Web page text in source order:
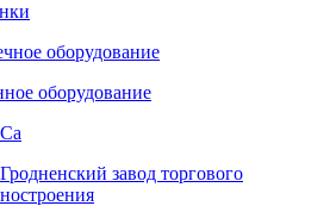
оборудование
оборудование
завод торгового